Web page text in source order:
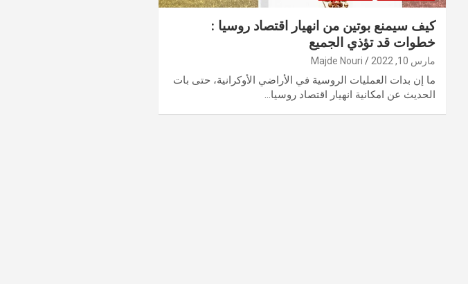
كيف سيمنع بوتين من انهيار اقتصاد روسيا :
خطوات قد تؤذي الجميع
مارس 10, 2022 Majde Nouri
ما إن بدات العمليات الروسية في الأراضي الأوكرانية، حتى بات
الحديث عن امكانية انهيار اقتصاد روسيا…